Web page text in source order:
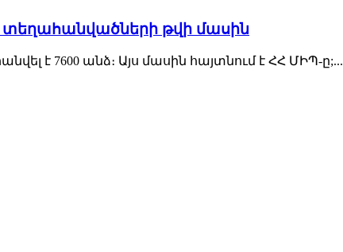
թվի մասին
է 7600 անձ։ Այս մասին հայտնում է ՀՀ ՄԻՊ-ը;...